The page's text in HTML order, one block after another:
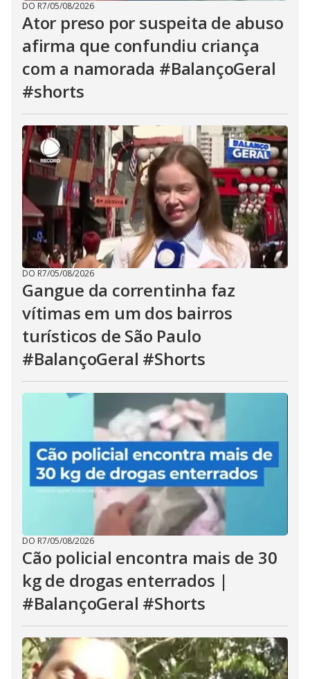
DO R7/05/08/2026
Ator preso por suspeita de abuso
afirma que confundiu criança
com a namorada #BalançoGeral
#shorts
DO R7/05/08/2026
Gangue da correntinha faz
vítimas em um dos bairros
turísticos de São Paulo
#BalançoGeral #Shorts
DO R7/05/08/2026
Cão policial encontra mais de 30
kg de drogas enterrados |
#BalançoGeral #Shorts